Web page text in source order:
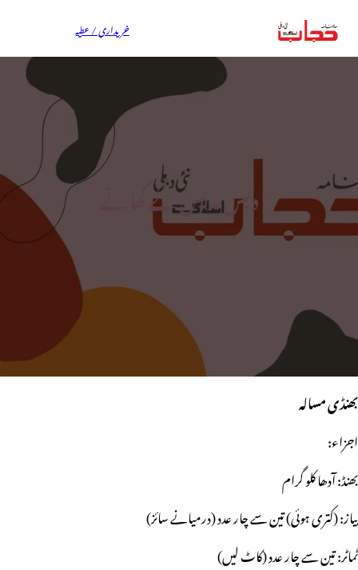
خریداری / عطیہ
دیس بدیس کے کھانے
غزالہ عامر
بھنڈی مسالہ
اجزاء:
بھنڈ: آدھا کلو گرام
پیاز: (کتری ہوئی) تین سے چار عدد (درمیانے سائز)
ٹماٹر: تین سے چار عدد (کاٹ لیں)